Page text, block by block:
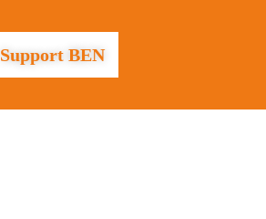
Support BEN